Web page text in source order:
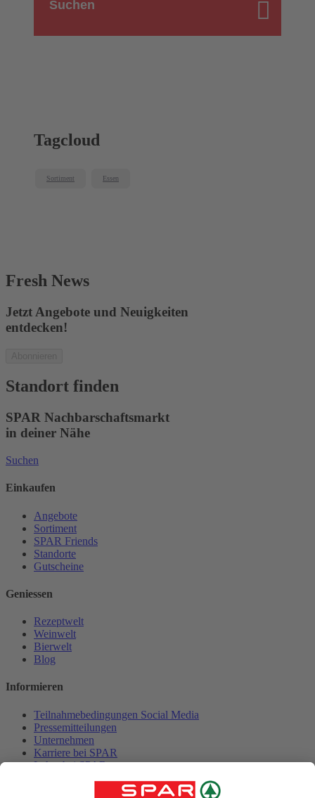
Suchen
Tagcloud
Sortiment Essen
Fresh News
Jetzt Angebote und Neuigkeiten
entdecken!
Standort finden
SPAR Nachbarschaftsmarkt
in deiner Nähe
Suchen
Einkaufen
Angebote
Sortiment
SPAR Friends
Standorte
Gutscheine
Geniessen
Rezeptwelt
Weinwelt
Bierwelt
Blog
Informieren
Teilnahmebedingungen Social Media
Pressemitteilungen
Unternehmen
Karriere bei SPAR
Lehre bei SPAR